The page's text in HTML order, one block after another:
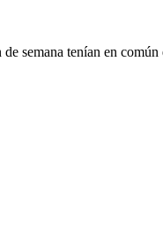
de semana tenían en